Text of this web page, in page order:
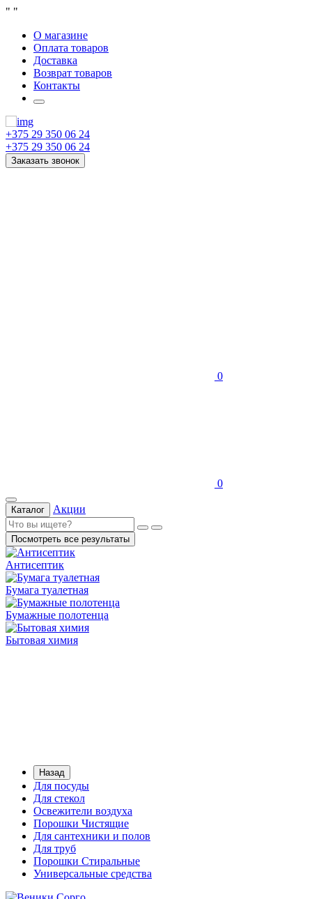
" "
О магазине
Оплата товаров
Доставка
Возврат товаров
Контакты
+375 29 350 06 24
+375 29 350 06 24
Заказать звонок
0
0
Каталог Акции
Посмотреть все результаты
Антисептик
Бумага туалетная
Бумажные полотенца
Бытовая химия
Назад
Для посуды
Для стекол
Освежители воздуха
Порошки Чистящие
Для сантехники и полов
Для труб
Порошки Стиральные
Универсальные средства